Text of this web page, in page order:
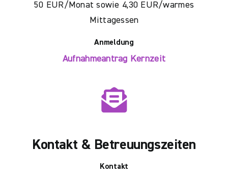
50 EUR/Monat sowie 4,30 EUR/warmes
Mittagessen
Anmeldung
Aufnahmeantrag Kernzeit
Kontakt & Betreuungszeiten
Kontakt